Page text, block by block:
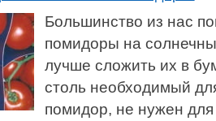
Большинство из нас
помидоры на
лучше сложить их в
столь необходимый
помидор, не нужен